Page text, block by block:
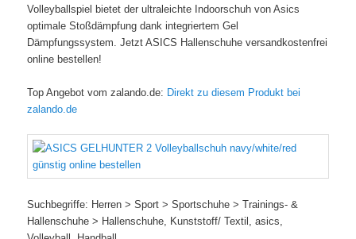
Volleyballspiel bietet der ultraleichte Indoorschuh von Asics
optimale Stoßdämpfung dank integriertem Gel
Dämpfungssystem. Jetzt ASICS Hallenschuhe versandkostenfrei
online bestellen!
Top Angebot vom zalando.de: Direkt zu diesem Produkt bei
zalando.de
Suchbegriffe: Herren > Sport > Sportschuhe > Trainings- &
Hallenschuhe > Hallenschuhe, Kunststoff/ Textil, asics,